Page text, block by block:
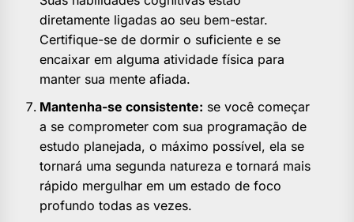
diretamente ligadas ao seu bem-estar.
Certifique-se de dormir o suficiente e se
encaixar em alguma atividade física para
manter sua mente afiada.
Mantenha-se consistente: se você começar
a se comprometer com sua programação de
estudo planejada, o máximo possível, ela se
tornará uma segunda natureza e tornará mais
rápido mergulhar em um estado de foco
profundo todas as vezes.